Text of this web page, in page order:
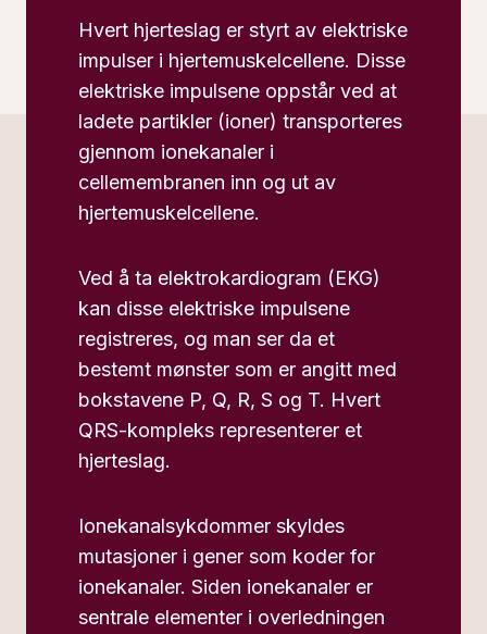
Hvert hjerteslag er styrt av elektriske
impulser i hjertemuskelcellene. Disse
elektriske impulsene oppstår ved at
ladete partikler (ioner) transporteres
gjennom ionekanaler i
cellemembranen inn og ut av
hjertemuskelcellene.
Ved å ta elektrokardiogram (EKG)
kan disse elektriske impulsene
registreres, og man ser da et
bestemt mønster som er angitt med
bokstavene P, Q, R, S og T. Hvert
QRS-kompleks representerer et
hjerteslag.
Ionekanalsykdommer skyldes
mutasjoner i gener som koder for
ionekanaler. Siden ionekanaler er
sentrale elementer i overledningen